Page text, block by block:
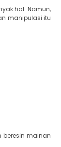
hal. Namun,
manipulasi itu
beresin mainan